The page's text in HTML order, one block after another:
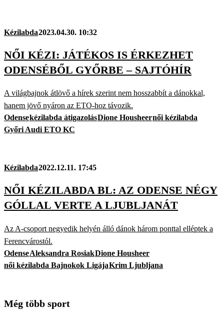
Kézilabda2023.04.30. 10:32
NŐI KÉZI: JÁTÉKOS IS ÉRKEZHET
ODENSÉBŐL GYŐRBE – SAJTÓHÍR
A világbajnok átlövő a hírek szerint nem hosszabbít a dánokkal,
hanem jövő nyáron az ETO-hoz távozik.
Odensekézilabda átigazolásDione Housheernői kézilabda
Győri Audi ETO KC
Kézilabda2022.12.11. 17:45
NŐI KÉZILABDA BL: AZ ODENSE NÉGY
GÓLLAL VERTE A LJUBLJANÁT
Az A-csoport negyedik helyén álló dánok három ponttal elléptek a
Ferencvárostól.
OdenseAleksandra RosiakDione Housheer
női kézilabda Bajnokok LigájaKrim Ljubljana
Még több sport